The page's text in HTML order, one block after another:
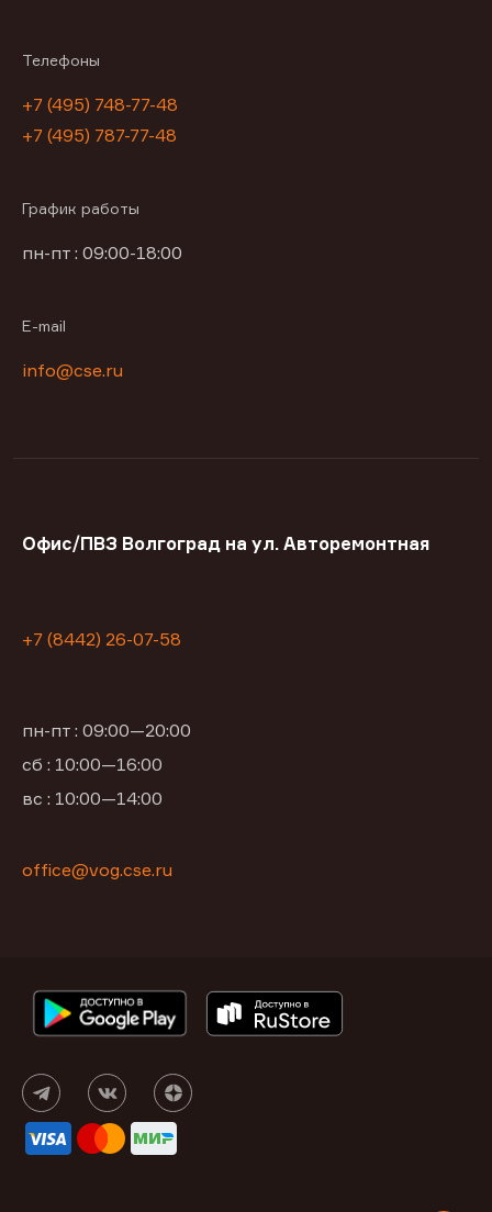
Телефоны
+7 (495) 748-77-48
+7 (495) 787-77-48
График работы
пн-пт : 09:00-18:00
E-mail
info@cse.ru
Офис/ПВЗ Волгоград на ул. Авторемонтная
+7 (8442) 26-07-58
пн-пт : 09:00—20:00
сб : 10:00—16:00
вс : 10:00—14:00
office@vog.cse.ru